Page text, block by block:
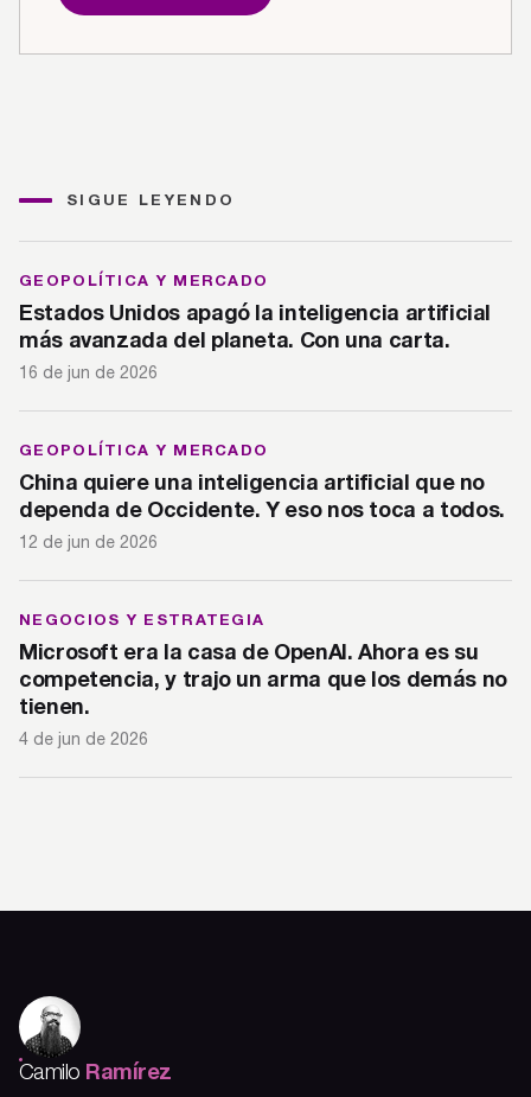
SIGUE LEYENDO
GEOPOLÍTICA Y MERCADO
Estados Unidos apagó la inteligencia artificial
más avanzada del planeta. Con una carta.
16 de jun de 2026
GEOPOLÍTICA Y MERCADO
China quiere una inteligencia artificial que no
dependa de Occidente. Y eso nos toca a todos.
12 de jun de 2026
NEGOCIOS Y ESTRATEGIA
Microsoft era la casa de OpenAI. Ahora es su
competencia, y trajo un arma que los demás no
tienen.
4 de jun de 2026
Camilo Ramírez